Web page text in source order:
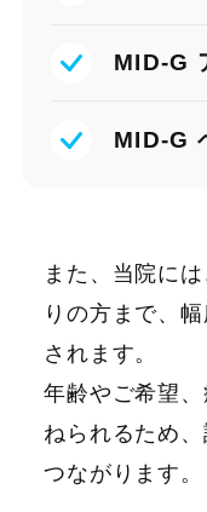
MID-G
MID-G
また、当院に
りの方まで、
されます。
年齢やご希望
ねられるため
つながります。